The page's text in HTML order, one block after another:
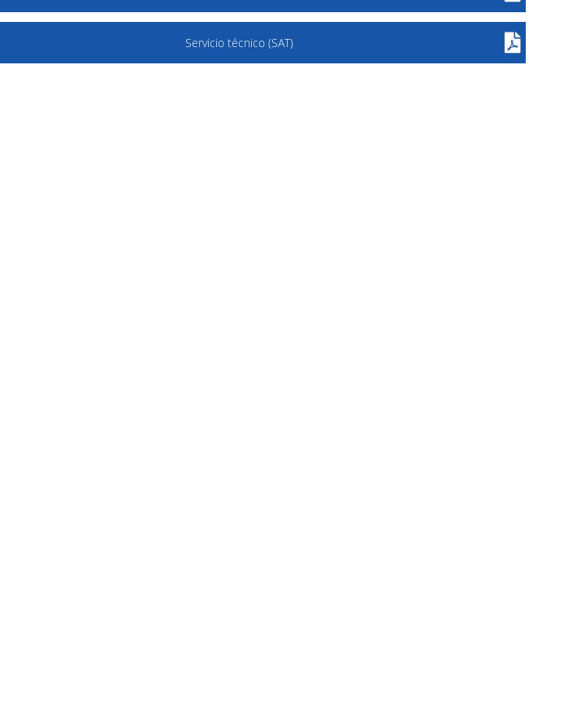
Servicio técnico (SAT)